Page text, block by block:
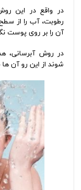
در واقع در این
رطوبت، آب را از
آن را بر روی پوست
در روش آبرسانی،
شوند از این رو آن